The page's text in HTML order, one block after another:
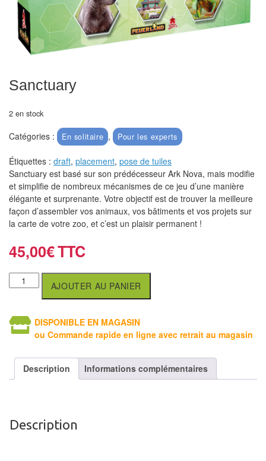
Echiquiers
clubs
Pièces
&
Echiquiers
muraux/Plein
air
Pendules
Echiquier
pour
d'échecs
en
anglais
Livres
Tables
Sanctuary
2 en stock
Catégories : En solitaire , Pour les experts
Étiquettes : draft, placement, pose de tuiles
Sanctuary est basé sur son prédécesseur Ark Nova, mais modifie
et simplifie de nombreux mécanismes de ce jeu d’une manière
élégante et surprenante. Votre objectif est de trouver la meilleure
façon d’assembler vos animaux, vos bâtiments et vos projets sur
la carte de votre zoo, et c’est un plaisir permanent !
45,00€
AJOUTER AU PANIER
DISPONIBLE EN MAGASIN
ou Commande rapide en ligne avec retrait au magasin
Description Informations complémentaires
Description